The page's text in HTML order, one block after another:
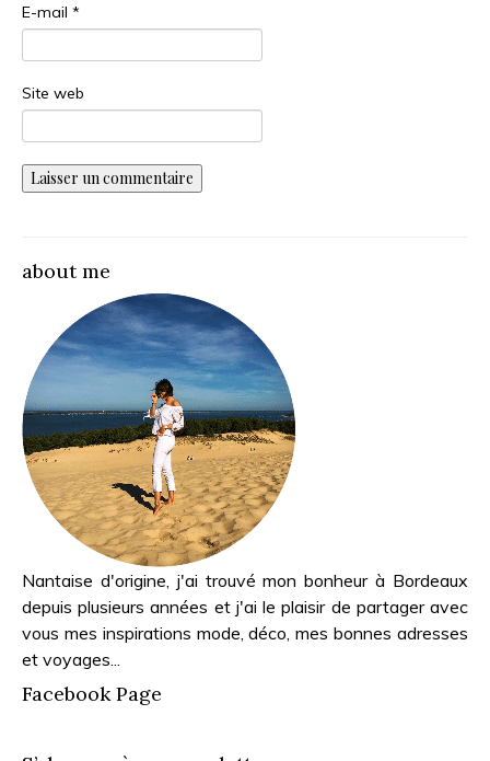
E-mail *
Site web
about me
Nantaise d'origine, j'ai trouvé mon bonheur à Bordeaux
depuis plusieurs années et j'ai le plaisir de partager avec
vous mes inspirations mode, déco, mes bonnes adresses
et voyages...
Facebook Page